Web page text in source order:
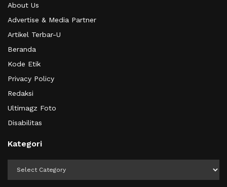
About Us
Advertise & Media Partner
Artikel Terbar-U
Beranda
Kode Etik
Privacy Policy
Redaksi
Ultimagz Foto
Disabilitas
Kategori